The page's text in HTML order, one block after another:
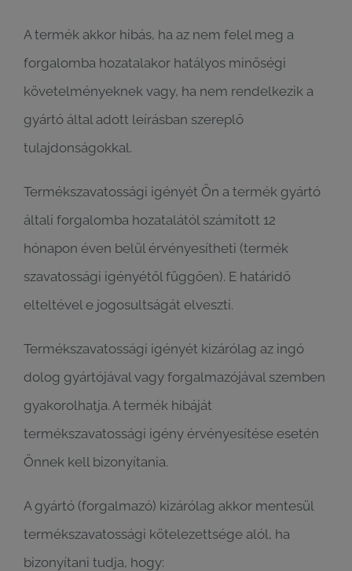
A termék akkor hibás, ha az nem felel meg a
forgalomba hozatalakor hatályos minőségi
követelményeknek vagy, ha nem rendelkezik a
gyártó által adott leírásban szereplő
tulajdonságokkal.
Termékszavatossági igényét Ön a termék gyártó
általi forgalomba hozatalától számított 12
hónapon éven belül érvényesítheti (termék
szavatossági igényétől függően). E határidő
elteltével e jogosultságát elveszti.
Termékszavatossági igényét kizárólag az ingó
dolog gyártójával vagy forgalmazójával szemben
gyakorolhatja. A termék hibáját
termékszavatossági igény érvényesítése esetén
Önnek kell bizonyítania.
A gyártó (forgalmazó) kizárólag akkor mentesül
termékszavatossági kötelezettsége alól, ha
bizonyítani tudja, hogy: